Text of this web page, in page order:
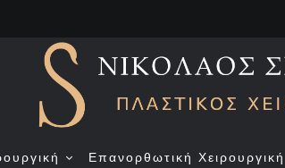
Επανορθωτική Χειρουργική